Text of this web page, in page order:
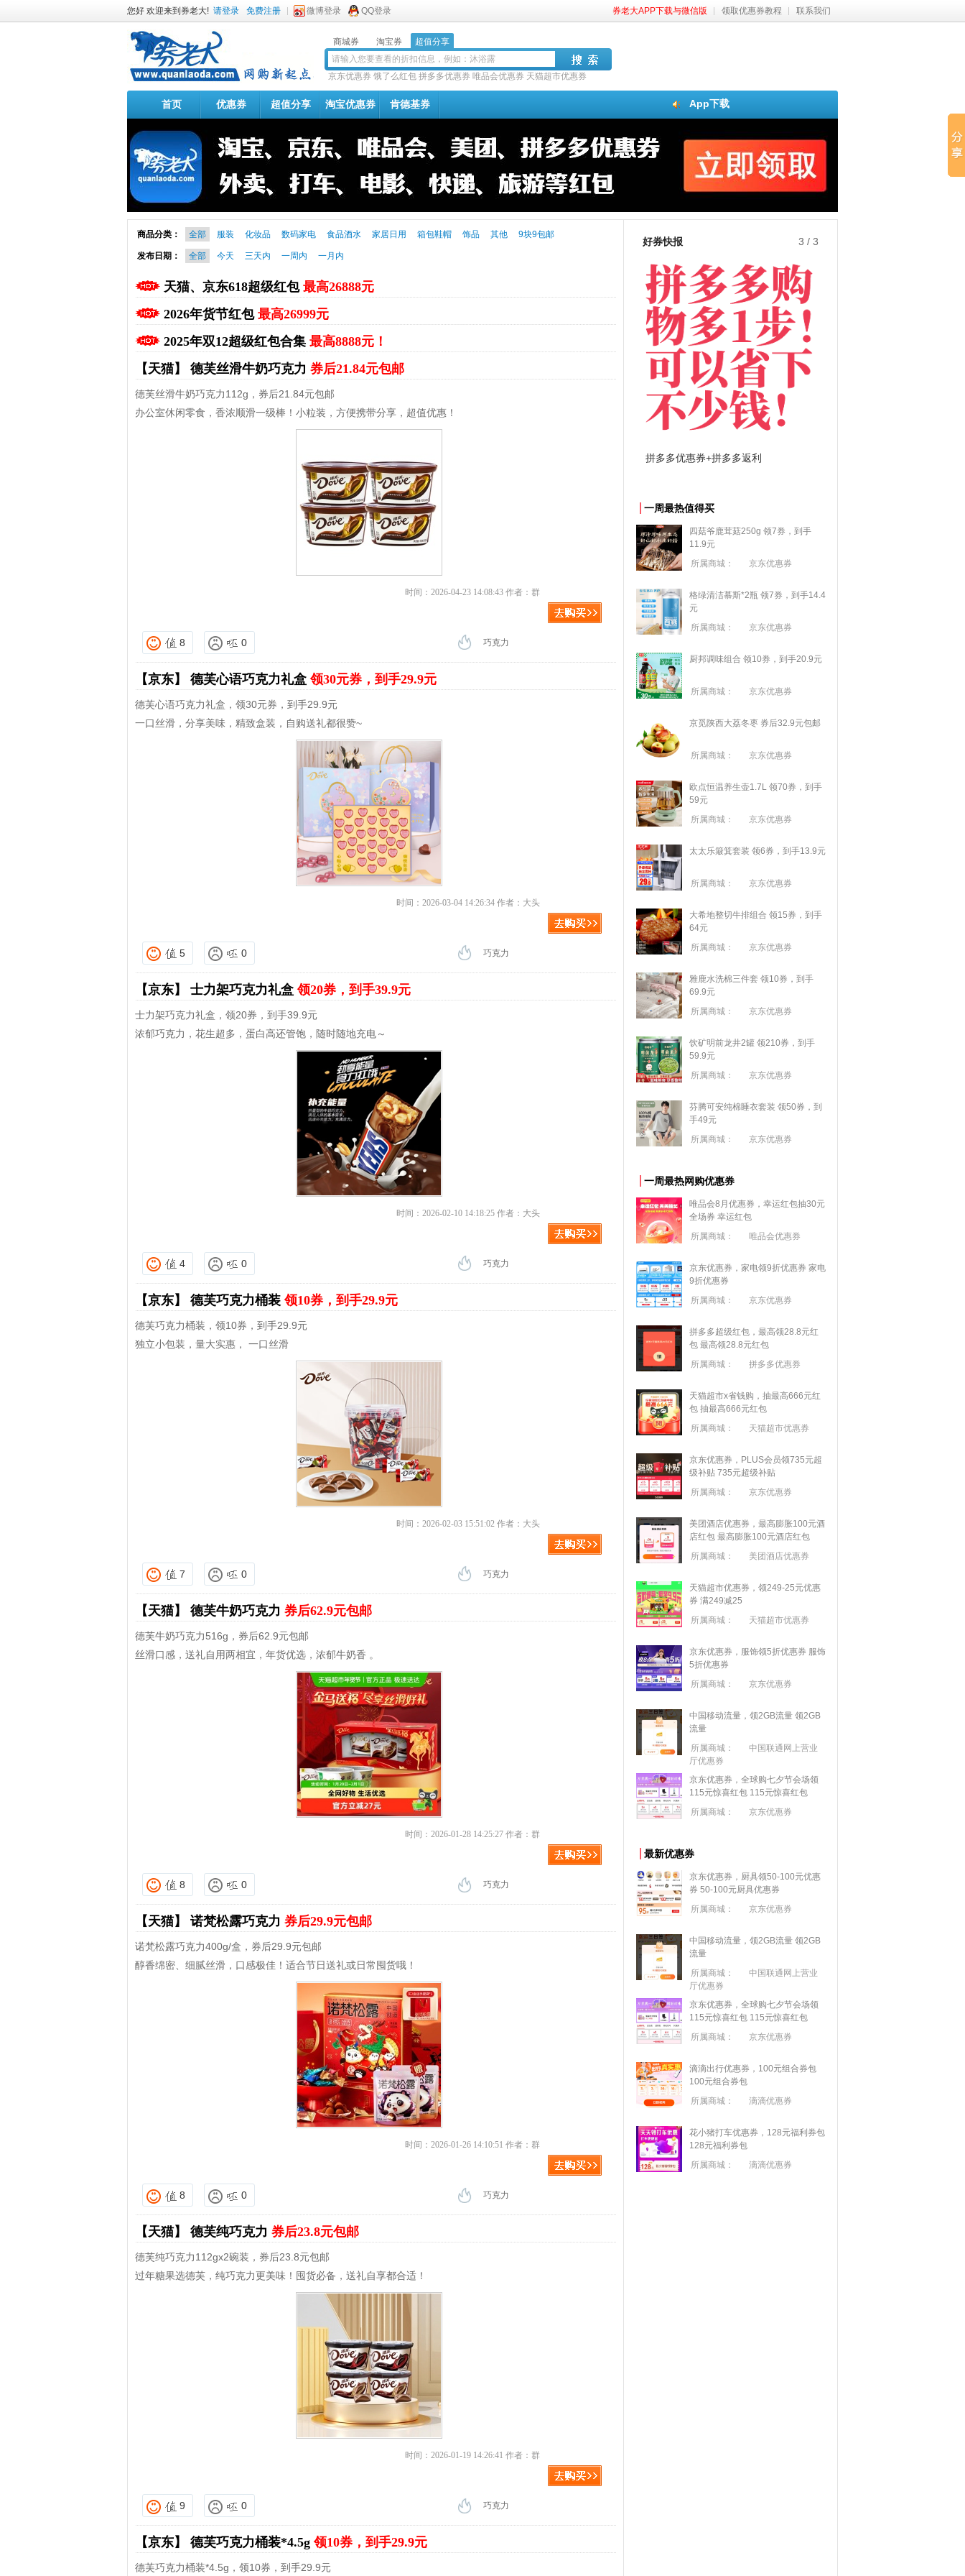
您好 欢迎来到券老大! 请登录 免费注册 微博登录 QQ登录 券老大APP下载与微信版 领取优惠券教程 联系我们
商城券 淘宝券 超值分享
京东优惠券 饿了么红包 拼多多优惠券 唯品会优惠券 天猫超市优惠券
App下载
首页 优惠券 超值分享 淘宝优惠券 肯德基券
商品分类： 全部 服装 化妆品 数码家电 食品酒水 家居日用 箱包鞋帽 饰品 其他 9块9包邮
发布日期： 全部 今天 三天内 一周内 一月内
天猫、京东618超级红包 最高26888元
2026年货节红包 最高26999元
2025年双12超级红包合集 最高8888元！
【天猫】 德芙丝滑牛奶巧克力 券后21.84元包邮
德芙丝滑牛奶巧克力112g，券后21.84元包邮
办公室休闲零食，香浓顺滑一级棒！小粒装，方便携带分享，超值优惠！
时间：2026-04-23 14:08:43 作者：群
8 0 巧克力
【京东】 德芙心语巧克力礼盒领30元券，到手29.9元
德芙心语巧克力礼盒，领30元券，到手29.9元
一口丝滑，分享美味，精致盒装，自购送礼都很赞~
时间：2026-03-04 14:26:34 作者：大头
5 0 巧克力
【京东】 士力架巧克力礼盒领20券，到手39.9元
士力架巧克力礼盒，领20券，到手39.9元
浓郁巧克力，花生超多，蛋白高还管饱，随时随地充电～
时间：2026-02-10 14:18:25 作者：大头
4 0 巧克力
【京东】 德芙巧克力桶装领10券，到手29.9元
德芙巧克力桶装，领10券，到手29.9元
独立小包装，量大实惠， 一口丝滑
时间：2026-02-03 15:51:02 作者：大头
7 0 巧克力
【天猫】 德芙牛奶巧克力 券后62.9元包邮
德芙牛奶巧克力516g，券后62.9元包邮
丝滑口感，送礼自用两相宜，年货优选，浓郁牛奶香 。
时间：2026-01-28 14:25:27 作者：群
8 0 巧克力
【天猫】 诺梵松露巧克力 券后29.9元包邮
诺梵松露巧克力400g/盒，券后29.9元包邮
醇香绵密、细腻丝滑，口感极佳！适合节日送礼或日常囤货哦！
时间：2026-01-26 14:10:51 作者：群
8 0 巧克力
【天猫】 德芙纯巧克力 券后23.8元包邮
德芙纯巧克力112gx2碗装，券后23.8元包邮
过年糖果选德芙，纯巧克力更美味！囤货必备，送礼自享都合适！
时间：2026-01-19 14:26:41 作者：群
9 0 巧克力
【京东】 德芙巧克力桶装*4.5g领10券，到手29.9元
德芙巧克力桶装*4.5g，领10券，到手29.9元
好券快报 3 / 3
拼多多优惠券+拼多多返利
一周最热值得买
四菇爷鹿茸菇250g 领7券，到手
11.9元
所属商城：
京东优惠券
格绿清洁慕斯*2瓶 领7券，到手14.4
元
所属商城：
京东优惠券
厨邦调味组合 领10券，到手20.9元
所属商城： 京东优惠券
京觅陕西大荔冬枣 券后32.9元包邮
所属商城： 京东优惠券
欧点恒温养生壶1.7L 领70券，到手
59元
所属商城：
京东优惠券
太太乐簸箕套装 领6券，到手13.9元
所属商城： 京东优惠券
大希地整切牛排组合 领15券，到手
64元
所属商城：
京东优惠券
雅鹿水洗棉三件套 领10券，到手
69.9元
所属商城：
京东优惠券
饮矿明前龙井2罐 领210券，到手
59.9元
所属商城：
京东优惠券
芬腾可安纯棉睡衣套装 领50券，到
手49元
所属商城：
京东优惠券
一周最热网购优惠券
唯品会8月优惠券，幸运红包抽30元
全场券 幸运红包
所属商城：
唯品会优惠券
京东优惠券，家电领9折优惠券 家电
9折优惠券
所属商城：
京东优惠券
拼多多超级红包，最高领28.8元红
包 最高领28.8元红包
所属商城：
拼多多优惠券
天猫超市x省钱购，抽最高666元红
包 抽最高666元红包
所属商城：
天猫超市优惠券
京东优惠券，PLUS会员领735元超
级补贴 735元超级补贴
所属商城：
京东优惠券
美团酒店优惠券，最高膨胀100元酒
店红包 最高膨胀100元酒店红包
所属商城：
美团酒店优惠券
天猫超市优惠券，领249-25元优惠
券 满249减25
所属商城：
天猫超市优惠券
京东优惠券，服饰领5折优惠券 服饰
5折优惠券
所属商城：
京东优惠券
中国移动流量，领2GB流量 领2GB
流量
所属商城：
中国联通网上营业
厅优惠券
京东优惠券，全球购七夕节会场领
115元惊喜红包 115元惊喜红包
所属商城：
京东优惠券
最新优惠券
京东优惠券，厨具领50-100元优惠
券 50-100元厨具优惠券
所属商城：
京东优惠券
中国移动流量，领2GB流量 领2GB
流量
所属商城：
中国联通网上营业
厅优惠券
京东优惠券，全球购七夕节会场领
115元惊喜红包 115元惊喜红包
所属商城：
京东优惠券
滴滴出行优惠券，100元组合券包
100元组合券包
所属商城：
滴滴优惠券
花小猪打车优惠券，128元福利券包
128元福利券包
所属商城：
滴滴优惠券